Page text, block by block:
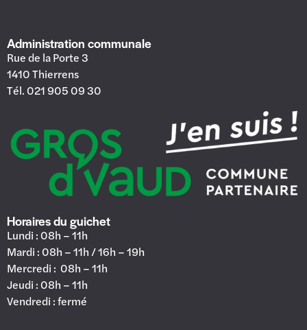
Administration communale
Rue de la Porte 3
1410 Thierrens
Tél. 021 905 09 30
Horaires du guichet
Lundi : 08h – 11h
Mardi : 08h – 11h / 16h – 19h
Mercredi : 08h – 11h
Jeudi : 08h – 11h
Vendredi : fermé